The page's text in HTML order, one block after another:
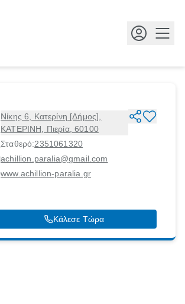
Νίκης 6, Κατερίνη [Δήμος],
ΚΑΤΕΡΙΝΗ, Πιερία, 60100
Σταθερό:2351061320
achillion.paralia@gmail.com
www.achillion-paralia.gr
Κάλεσε Τώρα